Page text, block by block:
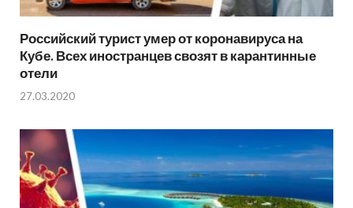
Российский турист умер от коронавируса на
Кубе. Всех иностранцев свозят в карантинные
отели
27.03.2020